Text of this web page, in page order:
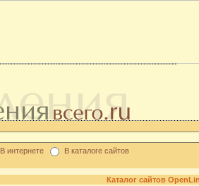
В интернете В каталоге сайтов
Каталог сайтов